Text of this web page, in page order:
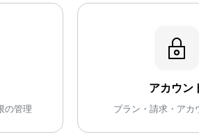
の管理
アカウン
プラン・請求・アカ